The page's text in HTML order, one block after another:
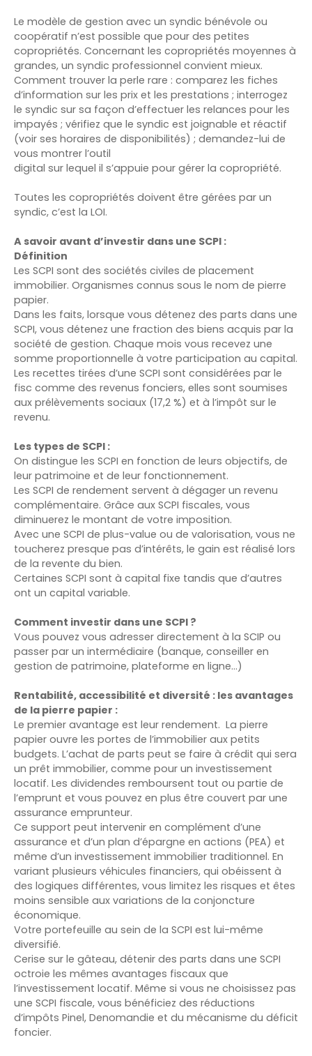
Le modèle de gestion avec un syndic bénévole ou
coopératif n’est possible que pour des petites
copropriétés. Concernant les copropriétés moyennes à
grandes, un syndic professionnel convient mieux.
Comment trouver la perle rare : comparez les fiches
d’information sur les prix et les prestations ; interrogez
le syndic sur sa façon d’effectuer les relances pour les
impayés ; vérifiez que le syndic est joignable et réactif
(voir ses horaires de disponibilités) ; demandez-lui de
vous montrer l’outil
digital sur lequel il s’appuie pour gérer la copropriété.
Toutes les copropriétés doivent être gérées par un
syndic, c’est la LOI.
A savoir avant d’investir dans une SCPI :
Définition
Les SCPI sont des sociétés civiles de placement
immobilier. Organismes connus sous le nom de pierre
papier.
Dans les faits, lorsque vous détenez des parts dans une
SCPI, vous détenez une fraction des biens acquis par la
société de gestion. Chaque mois vous recevez une
somme proportionnelle à votre participation au capital.
Les recettes tirées d’une SCPI sont considérées par le
fisc comme des revenus fonciers, elles sont soumises
aux prélèvements sociaux (17,2 %) et à l’impôt sur le
revenu.
Les types de SCPI :
On distingue les SCPI en fonction de leurs objectifs, de
leur patrimoine et de leur fonctionnement.
Les SCPI de rendement servent à dégager un revenu
complémentaire. Grâce aux SCPI fiscales, vous
diminuerez le montant de votre imposition.
Avec une SCPI de plus-value ou de valorisation, vous ne
toucherez presque pas d’intérêts, le gain est réalisé lors
de la revente du bien.
Certaines SCPI sont à capital fixe tandis que d’autres
ont un capital variable.
Comment investir dans une SCPI ?
Vous pouvez vous adresser directement à la SCIP ou
passer par un intermédiaire (banque, conseiller en
gestion de patrimoine, plateforme en ligne…)
Rentabilité, accessibilité et diversité : les avantages
de la pierre papier :
Le premier avantage est leur rendement. La pierre
papier ouvre les portes de l’immobilier aux petits
budgets. L’achat de parts peut se faire à crédit qui sera
un prêt immobilier, comme pour un investissement
locatif. Les dividendes remboursent tout ou partie de
l’emprunt et vous pouvez en plus être couvert par une
assurance emprunteur.
Ce support peut intervenir en complément d’une
assurance et d’un plan d’épargne en actions (PEA) et
même d’un investissement immobilier traditionnel. En
variant plusieurs véhicules financiers, qui obéissent à
des logiques différentes, vous limitez les risques et êtes
moins sensible aux variations de la conjoncture
économique.
Votre portefeuille au sein de la SCPI est lui-même
diversifié.
Cerise sur le gâteau, détenir des parts dans une SCPI
octroie les mêmes avantages fiscaux que
l’investissement locatif. Même si vous ne choisissez pas
une SCPI fiscale, vous bénéficiez des réductions
d’impôts Pinel, Denomandie et du mécanisme du déficit
foncier.